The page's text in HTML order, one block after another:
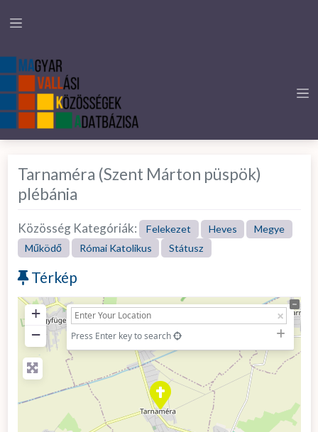
Tarnaméra (Szent Márton püspök)
plébánia
Közösség Kategóriák: Felekezet Heves
Megye
Működő
Római Katolikus Státusz
Térkép
+
−
Press Enter key to search